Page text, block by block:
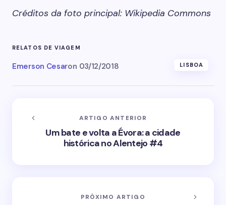
Créditos da foto principal: Wikipedia Commons
RELATOS DE VIAGEM
Emerson Cesaron 03/12/2018 LISBOA
ARTIGO ANTERIOR
Um bate e volta a Évora: a cidade
histórica no Alentejo #4
PRÓXIMO ARTIGO